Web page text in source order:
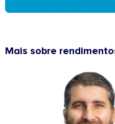
Mais sobre